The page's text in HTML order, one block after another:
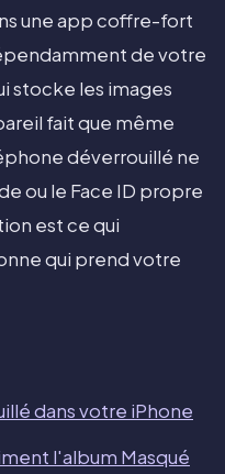
une app coffre-fort
de votre
stocke les images
fait que même
déverrouillé ne
ou le Face ID propre
est ce qui
qui prend votre
dans votre iPhone
l'album Masqué